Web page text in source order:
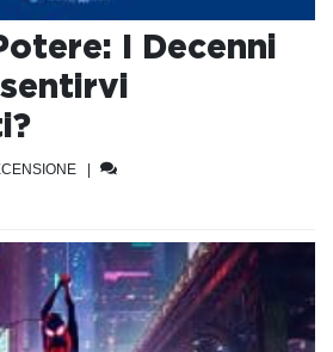
I Decenni
|